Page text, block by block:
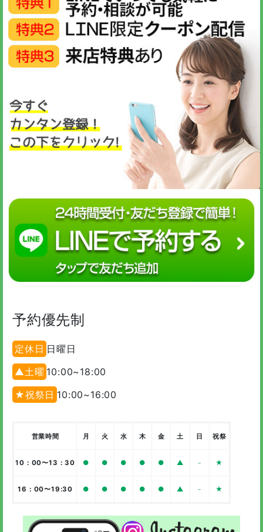
予約優先制
定休日 日曜日
▲土曜 10:00~18:00
★祝祭日 10:00~16:00
営業時間 月 火 水 木 金 土 日 祝祭
10：00〜13：30 ● ● ● ● ● ▲ － ★
16：00〜19:30 ● ● ● ● ● ▲ － ★